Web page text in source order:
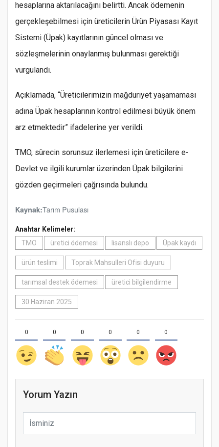
hesaplarına aktarılacağını belirtti. Ancak ödemenin
gerçekleşebilmesi için üreticilerin Ürün Piyasası Kayıt
Sistemi (Üpak) kayıtlarının güncel olması ve
sözleşmelerinin onaylanmış bulunması gerektiği
vurgulandı.
Açıklamada, “Üreticilerimizin mağduriyet yaşamaması
adına Üpak hesaplarının kontrol edilmesi büyük önem
arz etmektedir” ifadelerine yer verildi.
TMO, sürecin sorunsuz ilerlemesi için üreticilere e-
Devlet ve ilgili kurumlar üzerinden Üpak bilgilerini
gözden geçirmeleri çağrısında bulundu.
Kaynak:Tarım Pusulası
Anahtar Kelimeler:
TMO
üretici ödemesi lisanslı depo Üpak kaydı
ürün teslimi Toprak Mahsulleri Ofisi duyuru
tarımsal destek ödemesi üretici bilgilendirme
30 Haziran 2025
0 0 0 0 0 0
Yorum Yazın